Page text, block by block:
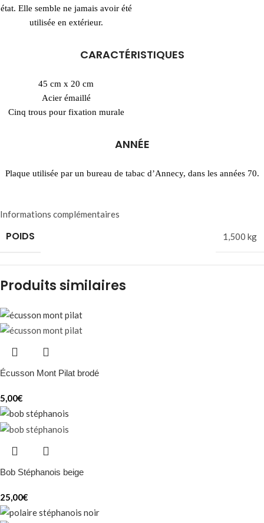
état. Elle semble ne jamais avoir été
utilisée en extérieur.
CARACTÉRISTIQUES
45 cm x 20 cm
Acier émaillé
Cinq trous pour fixation murale
ANNÉE
Plaque utilisée par un bureau de tabac d’Annecy, dans les années 70.
Informations complémentaires
POIDS 1,500 kg
Produits similaires
Écusson Mont Pilat brodé
5,00€
Bob Stéphanois beige
25,00€